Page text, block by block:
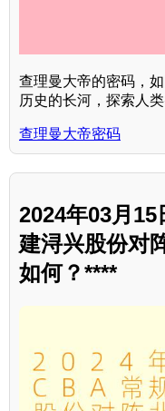
查理曼大帝的密码，
历史的长河，探索人
查理曼大帝密码
2024年03月
建浔兴股份对
如何？****